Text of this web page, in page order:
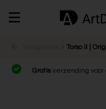
Torso II |
Gratis verzending voor